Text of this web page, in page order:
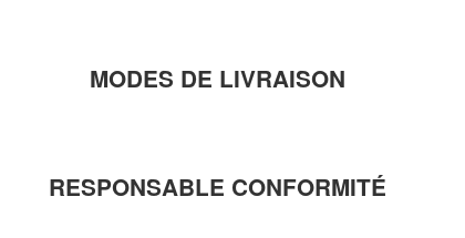
MODES DE LIVRAISON
RESPONSABLE CONFORMITÉ